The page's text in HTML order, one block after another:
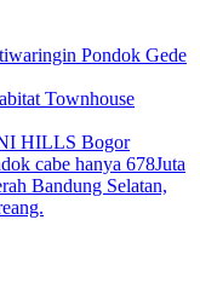
Pondok Gede
Townhouse
HILLS Bogor
cabe hanya 678Juta
Bandung Selatan,